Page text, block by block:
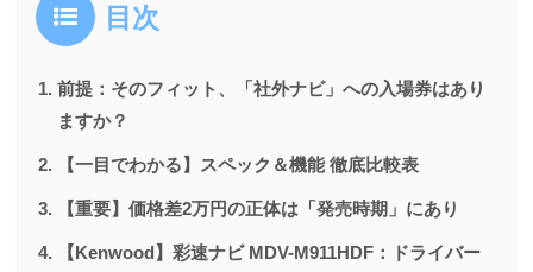
目次
前提：そのフィット、「社外ナビ」への入場券はあり
ますか？
【一目でわかる】スペック＆機能 徹底比較表
【重要】価格差2万円の正体は「発売時期」にあり
【Kenwood】彩速ナビ MDV-M911HDF：ドライバー